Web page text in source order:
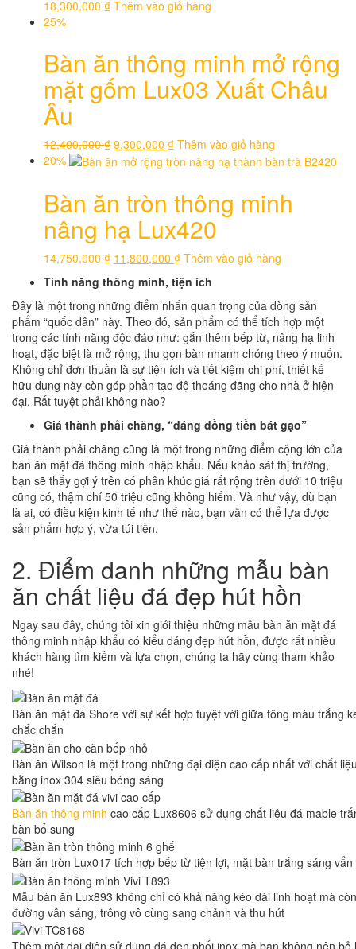
18,300,000 ₫ Thêm vào giỏ hàng
25%
Bàn ăn thông minh mở rộng
mặt gốm Lux03 Xuất Châu
Âu
12,400,000₫ 9,300,000 ₫ Thêm vào giỏ hàng
20%
Bàn ăn tròn thông minh
nâng hạ Lux420
14,750,000₫ 11,800,000 ₫ Thêm vào giỏ hàng
Tính năng thông minh, tiện ích
Đây là một trong những điểm nhấn quan trọng của dòng sản
phẩm “quốc dân” này. Theo đó, sản phẩm có thể tích hợp một
trong các tính năng độc đáo như: gắn thêm bếp từ, nâng hạ linh
hoạt, đặc biệt là mở rộng, thu gọn bàn nhanh chóng theo ý muốn.
Không chỉ đơn thuần là sự tiện ích và tiết kiệm chi phí, thiết kế
hữu dụng này còn góp phần tạo độ thoáng đãng cho nhà ở hiện
đại. Rất tuyệt phải không nào?
Giá thành phải chăng, “đáng đồng tiền bát gạo”
Giá thành phải chăng cũng là một trong những điểm cộng lớn của
bàn ăn mặt đá thông minh nhập khẩu. Nếu khảo sát thị trường,
bạn sẽ thấy gợi ý trên có phân khúc giá rất rộng trên dưới 10 triệu
cũng có, thậm chí 50 triệu cũng không hiếm. Và như vậy, dù bạn
là ai, có điều kiện kinh tế như thế nào, bạn vẫn có thể lựa được
sản phẩm hợp ý, vừa túi tiền.
2. Điểm danh những mẫu bàn
ăn chất liệu đá đẹp hút hồn
Ngay sau đây, chúng tôi xin giới thiệu những mẫu bàn ăn mặt đá
thông minh nhập khẩu có kiểu dáng đẹp hút hồn, được rất nhiều
khách hàng tìm kiếm và lựa chọn, chúng ta hãy cùng tham khảo
nhé!
Bàn ăn mặt đá Shore với sự kết hợp tuyệt vời giữa tông màu trắng
chắc chắn
Bàn ăn Wilson là một trong những đại diện cao cấp nhất với chất
bằng inox 304 siêu bóng sáng
Bàn ăn thông minh cao cấp Lux8606 sử dụng chất liệu đá mable
bàn bổ sung
Bàn ăn tròn Lux017 tích hợp bếp từ tiện lợi, mặt bàn trắng sáng
Mẫu bàn ăn Lux893 không chỉ có khả năng kéo dài linh hoạt mà
đường vân sáng, trông vô cùng sang chảnh và thu hút
Thêm một đại diện sử dụng đá đen phối inox mà bạn không nên